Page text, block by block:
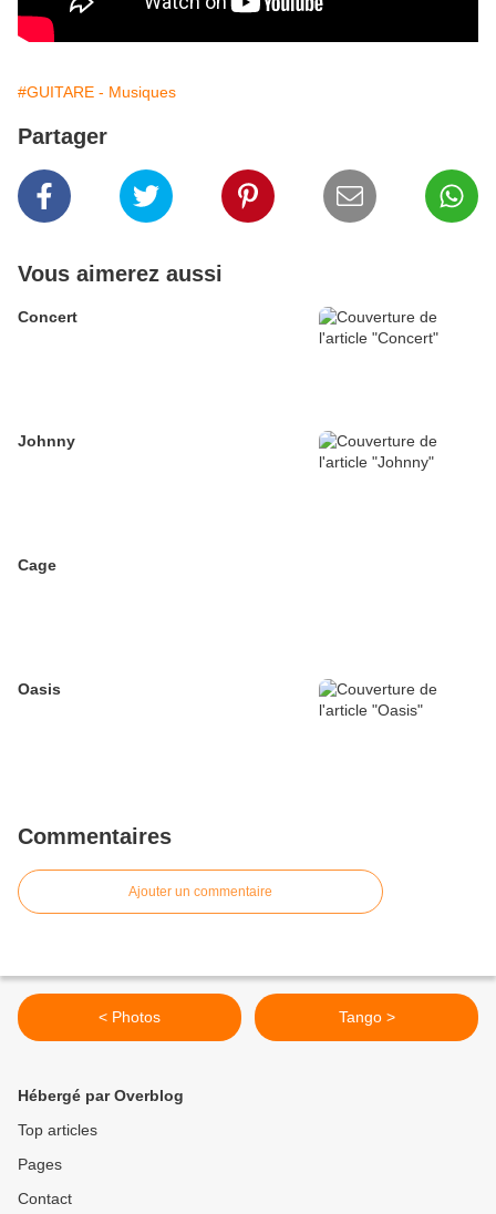
#GUITARE - Musiques
Partager
Vous aimerez aussi
Concert
Johnny
Cage
Oasis
Commentaires
Ajouter un commentaire
< Photos Tango >
Hébergé par Overblog
Top articles
Pages
Contact